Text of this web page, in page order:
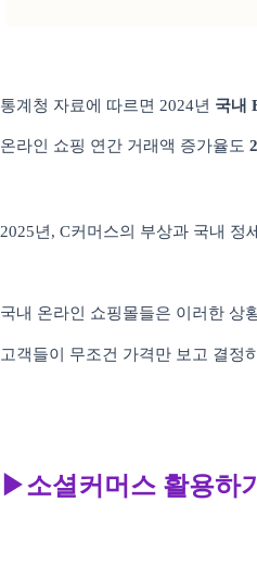
통계청 자료에 따르면 2024년 국내
온라인 쇼핑 연간 거래액 증가율도
2025년 , C커머스의 부상과 국내 정
국내 온라인 쇼핑몰들은 이러한 상
고객들이 무조건 가격만 보고 결정
▶소셜커머스 활용하기